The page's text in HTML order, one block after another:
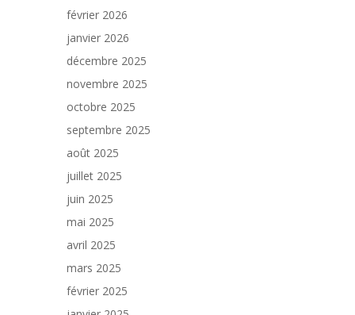
février 2026
janvier 2026
décembre 2025
novembre 2025
octobre 2025
septembre 2025
août 2025
juillet 2025
juin 2025
mai 2025
avril 2025
mars 2025
février 2025